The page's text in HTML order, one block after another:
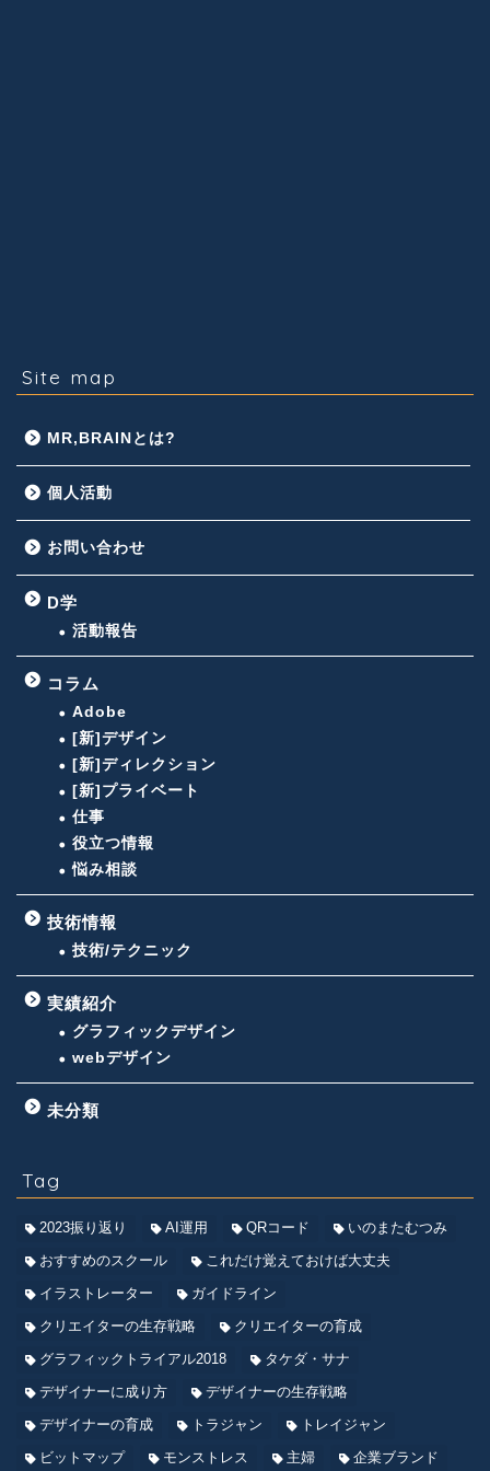
Site map
MR,BRAINとは?
個人活動
お問い合わせ
D学
活動報告
コラム
Adobe
[新]デザイン
[新]ディレクション
[新]プライベート
仕事
役立つ情報
悩み相談
技術情報
技術/テクニック
実績紹介
グラフィックデザイン
webデザイン
未分類
Tag
2023振り返り AI運用 QRコード
いのまたむつみ
おすすめのスクール
これだけ覚えておけば大丈夫
イラストレーター
ガイドライン
クリエイターの生存戦略
クリエイターの育成
グラフィックトライアル2018
タケダ・サナ
デザイナーに成り方
デザイナーの生存戦略
デザイナーの育成
トラジャン
トレイジャン
ビットマップ
モンストレス 主婦 企業ブランド